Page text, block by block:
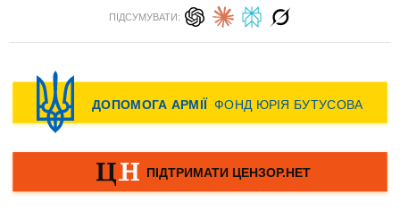
ПІДСУМУВАТИ: